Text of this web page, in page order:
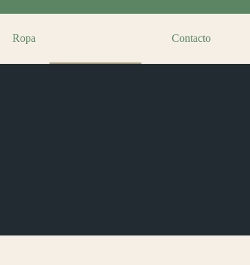
Ropa Contacto